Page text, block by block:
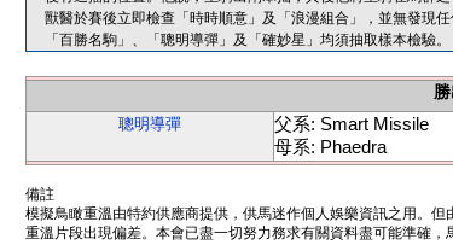
獸醫於賽後立即檢查「時時順意」及「浪漫組合」，並無發現任
「百勝名駒」、「聰明導彈」及「確妙星」均須抽取樣本檢驗。
聰明導彈
父系: Smart Missile
母系: Phaedra
備註
模擬鳥瞰重溫由特約供應商提供，供馬迷作個人娛樂資訊之用。
重溫片段出現偏差。本會已盡一切努力務求有關資料盡可能準確